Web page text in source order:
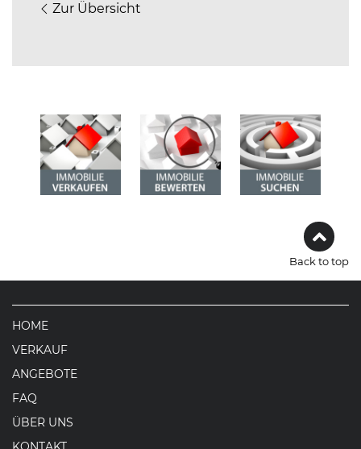
Zur Übersicht
Back to top
HOME
VERKAUF
ANGEBOTE
FAQ
ÜBER UNS